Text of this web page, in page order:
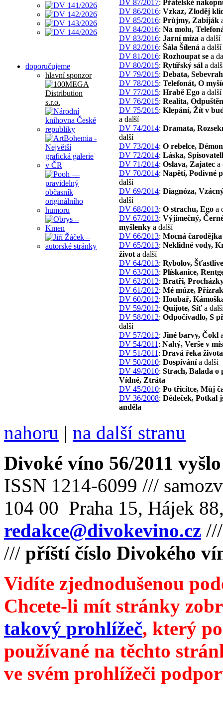
doporučujeme
hlavní sponzor
DV 87/2017: Přátelské
DV 86/2016: Vzkaz, Zloděj
DV 85/2016: Průjmy, Zabiják
DV 84/2016: Na molu,
DV 83/2016: Jarní míza a další
DV 82/2016: Šála Šílená a další
DV 81/2016: Rozhoupat se a
DV 80/2015: Rytířský sál a
DV 79/2015: Debata, Sebevrah
DV 78/2015: Telefonát, O
DV 77/2015: Hrabě Ego a další
DV 76/2015: Realita,
DV 75/2015: Klepání, Žít v
a další
DV 74/2014: Dramata,
další
DV 73/2014: O rebelce,
DV 72/2014: Láska,
DV 71/2014: Oslava, Zajatec a
DV 70/2014: Napětí, Podivné
další
DV 69/2014: Diagnóza,
další
DV 68/2013: O strachu, Ego a
DV 67/2013: Výjimečný,
myšlenky a další
DV 66/2013: Mocná čarodějka
DV 65/2013: Neklidné vody,
život a další
DV 64/2013: Rybolov,
DV 63/2013: Plískanice,
DV 62/2012: Bratři,
DV 61/2012: Mé múze,
DV 60/2012: Houbař,
DV 59/2012: Quijote, Síťa
DV 58/2012: Odpočívadlo, S
další
DV 57/2012: Jiné barvy, Čokl
DV 54/2011 : Nahý, Verše v
DV 51/2011 : Dravá řeka
DV 50/2010: Dospívánía další
DV 49/2010: Strach, Balada o
Vídně, Ztráta
DV 45/2010: Po třicítce, Můj
DV 36/2008: Dědeček, Potkal
anděla
nahoru | na další stranu
Divoké víno 56/2011
ISSN 1214-6099 ///
104 00 Praha 15, Hájek
redakce@divokevino.cz
/// příští číslo Divokého
Vidíte zjednodušenou
Chcete-li mít stránky
takový prohlížeč, který
používané na těchto
ve svém prohlížeči